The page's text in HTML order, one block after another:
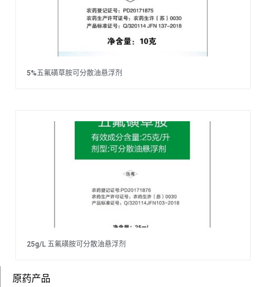
原药产品
5%五氟磺草胺可分散油悬浮剂
25g/L 五氟磺胺可分散油悬浮剂